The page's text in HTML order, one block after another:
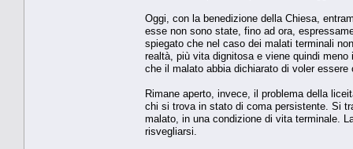
Oggi, con la benedizione della Chiesa,
esse non sono state, fino ad ora,
spiegato che nel caso dei malati terminali
realtà, più vita dignitosa e viene quindi
che il malato abbia dichiarato di voler essere
Rimane aperto, invece, il problema della
chi si trova in stato di coma persistente. Si
malato, in una condizione di vita terminale.
risvegliarsi.